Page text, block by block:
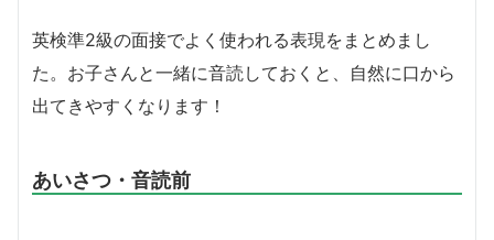
英検準2級の面接でよく使われる表現をまとめまし
た。お子さんと一緒に音読しておくと、自然に口から
出てきやすくなります！
あいさつ・音読前